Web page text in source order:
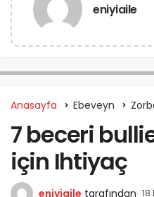
eniyiaile
Anasayfa Ebeveyn
7 beceri
için Ihtiyaç
eniyiaile tarafından